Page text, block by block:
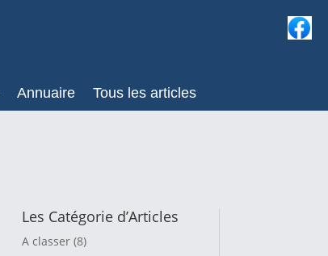
Annuaire Tous les articles
Les Catégorie d’Articles
A classer(8)